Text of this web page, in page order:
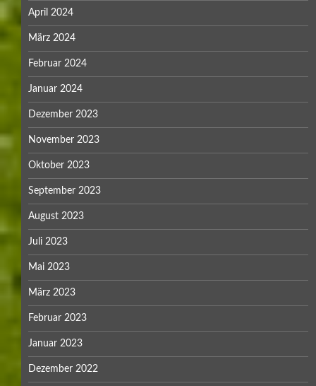
April 2024
März 2024
Februar 2024
Januar 2024
Dezember 2023
November 2023
Oktober 2023
September 2023
August 2023
Juli 2023
Mai 2023
März 2023
Februar 2023
Januar 2023
Dezember 2022